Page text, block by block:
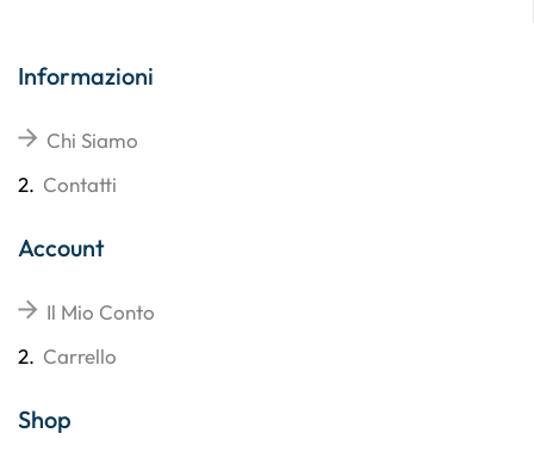
Informazioni
Chi Siamo
2. Contatti
Account
Il Mio Conto
2. Carrello
Shop